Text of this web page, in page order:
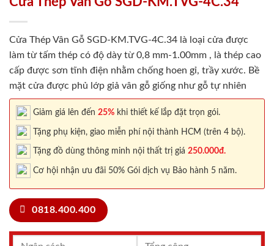
Cửa Thép Vân Gỗ SGD-KM.TVG-4C.34 là loại cửa được
làm từ tấm thép có độ dày từ 0,8 mm-1.00mm , là thép cao
cấp được sơn tĩnh điện nhằm chống hoen gỉ, trầy xước. Bề
mặt cửa được phủ lớp giả vân gỗ giống như gỗ tự nhiên
Giảm giá lên đến 25% khi thiết kế lắp đặt trọn gói.
Tặng phụ kiện, giao miễn phí nội thành HCM (trên 4 bộ).
Tặng đồ dùng thông minh nội thất trị giá 250.000đ.
Cơ hội nhận ưu đãi 50% Gói dịch vụ Bảo hành 5 năm.
0818.400.400